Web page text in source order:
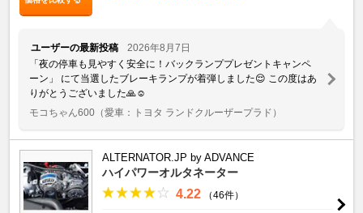
ユーザーの最新投稿
2026年8月7日
「夜の停車も見やすく安全に！バックランププレゼントキャンペ
ーン」 にて当選したブレーキランプが着弾しました😌 この度はあ
りがとうございました🙏☺️
モコちゃん600 （愛車：トヨタ ランドクルーザープラド）
ALTERNATOR.JP by ADVANCE
ハイパワーオルタネーター
4.22 （46件）